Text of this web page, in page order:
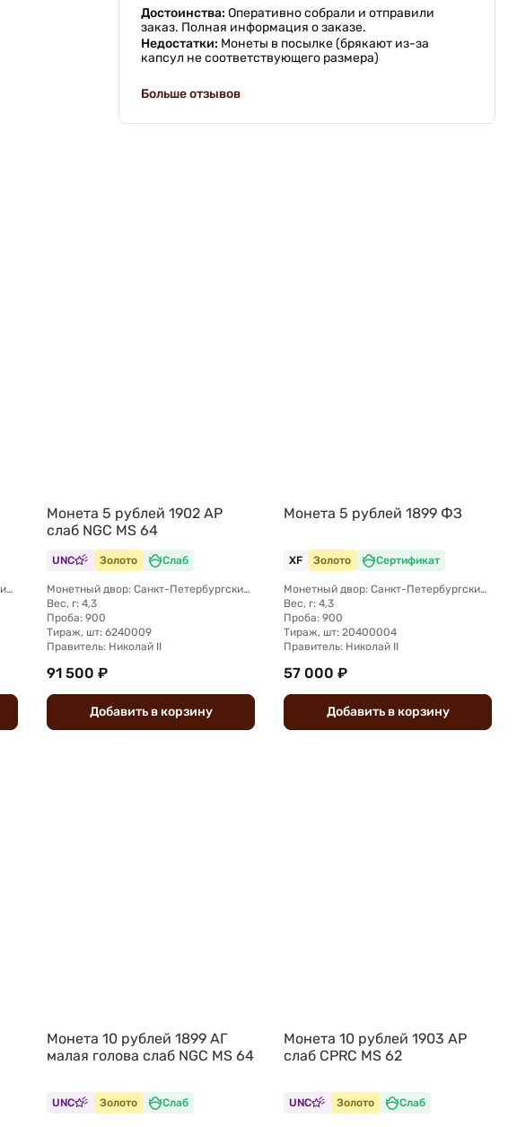
Достоинства: Оперативно собрали и отправили
заказ. Полная информация о заказе.
Недостатки: Монеты в посылке (брякают из-за
капсул не соответствующего размера)
Больше отзывов
Монетный двор: Санкт-Петербургский монетный двор
Монета 5 рублей 1902 АР
слаб NGC MS 64
UNC Золото Слаб
Монетный двор: Санкт-Петербургский монетный двор
Вес, г: 4,3
Проба: 900
Тираж, шт: 6240009
Правитель: Николай II
91 500 ₽
Добавить вкорзину
Монета 5 рублей 1899 ФЗ
XF Золото Сертификат
Монетный двор: Санкт-Петербургский монетный двор
Вес, г: 4,3
Проба: 900
Тираж, шт: 20400004
Правитель: Николай II
57 000 ₽
Добавить вкорзину
Монета 10 рублей 1899 АГ
малая голова слаб NGC MS 64
UNC Золото Слаб
Монета 10 рублей 1903 АР
слаб CPRC MS 62
UNC Золото Слаб